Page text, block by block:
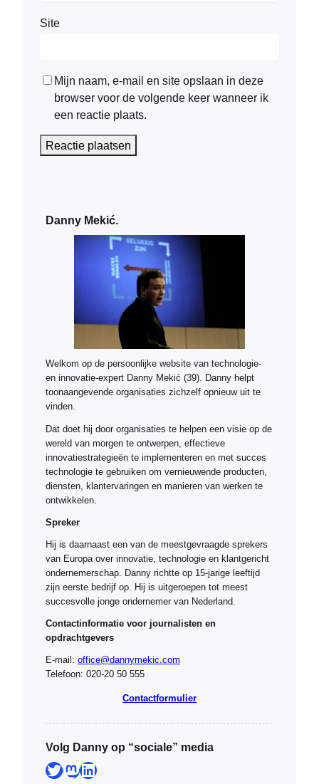
Site
Mijn naam, e-mail en site opslaan in deze
browser voor de volgende keer wanneer ik
een reactie plaats.
Danny Mekić.
Welkom op de persoonlijke website van technologie-
en innovatie-expert Danny Mekić (39). Danny helpt
toonaangevende organisaties zichzelf opnieuw uit te
vinden.
Dat doet hij door organisaties te helpen een visie op de
wereld van morgen te ontwerpen, effectieve
innovatiestrategieën te implementeren en met succes
technologie te gebruiken om vernieuwende producten,
diensten, klantervaringen en manieren van werken te
ontwikkelen.
Spreker
Hij is daarnaast een van de meestgevraagde sprekers
van Europa over innovatie, technologie en klantgericht
ondernemerschap. Danny richtte op 15-jarige leeftijd
zijn eerste bedrijf op. Hij is uitgeroepen tot meest
succesvolle jonge ondernemer van Nederland.
Contactinformatie voor journalisten en
opdrachtgevers
E-mail: office@dannymekic.com
Telefoon: 020-20 50 555
Contactformulier
Volg Danny op “sociale” media
Twitter Mastodon LinkedIn